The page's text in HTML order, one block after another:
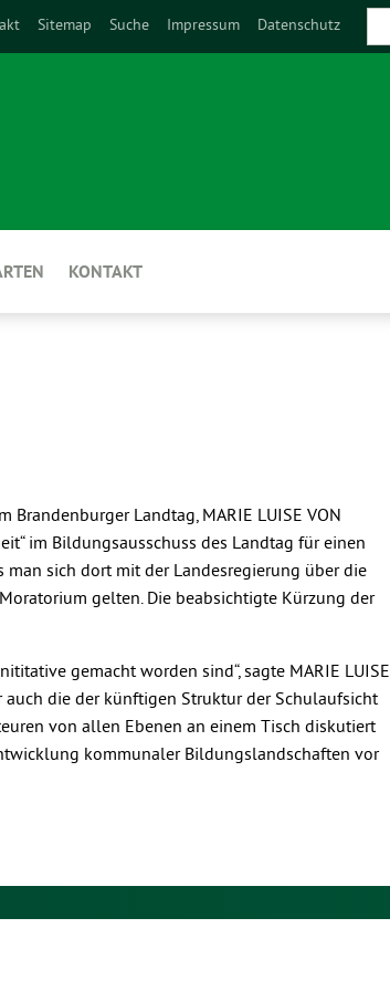
Sitemap Suche Impressum Datenschutz
KONTAKT
Landtag, MARIE LUISE VON
im Bildungsausschuss des Landtag für einen
sich dort mit der Landesregierung über die
gelten. Die beabsichtigte Kürzung der
gemacht worden sind“, sagte MARIE LUISE
auch die der künftigen Struktur der Schulaufsicht
von allen Ebenen an einem Tisch diskutiert
kommunaler Bildungslandschaften vor